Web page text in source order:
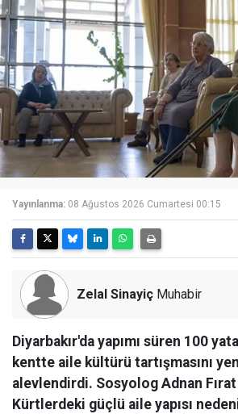
Yayınlanma: 08 Ağustos 2026 Cumartesi 00:15
Zelal Sinayiç Muhabir
Diyarbakır'da yapımı süren 100
kentte aile kültürü tartışmasını
alevlendirdi. Sosyolog Adnan Fırat
Kürtlerdeki güçlü aile yapısı